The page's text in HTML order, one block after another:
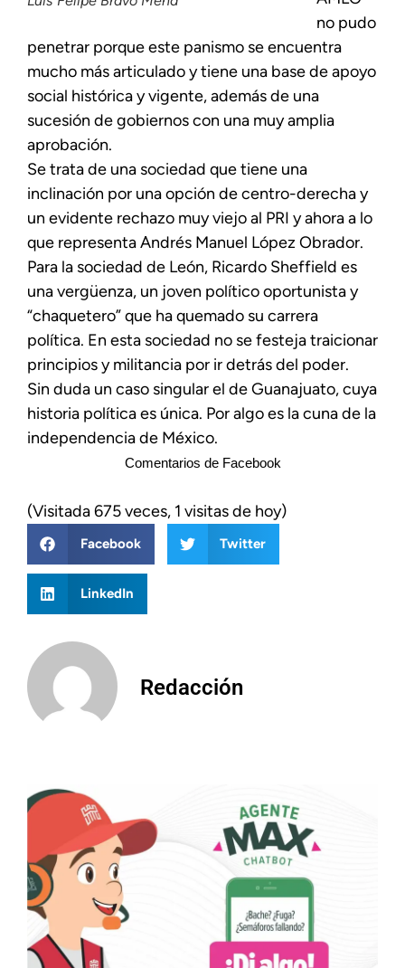
no pudo
penetrar porque este panismo se encuentra
mucho más articulado y tiene una base de apoyo
social histórica y vigente, además de una
sucesión de gobiernos con una muy amplia
aprobación.
Se trata de una sociedad que tiene una
inclinación por una opción de centro-derecha y
un evidente rechazo muy viejo al PRI y ahora a lo
que representa Andrés Manuel López Obrador.
Para la sociedad de León, Ricardo Sheffield es
una vergüenza, un joven político oportunista y
“chaquetero” que ha quemado su carrera
política. En esta sociedad no se festeja traicionar
principios y militancia por ir detrás del poder.
Sin duda un caso singular el de Guanajuato, cuya
historia política es única. Por algo es la cuna de la
independencia de México.
Comentarios de Facebook
(Visitada 675 veces, 1 visitas de hoy)
Facebook Twitter
LinkedIn
Redacción